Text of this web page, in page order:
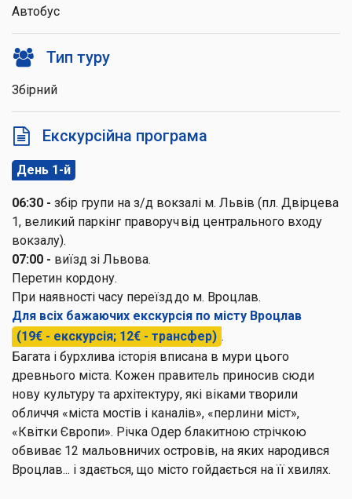
Автобус
Тип туру
Збірний
Екскурсійна програма
День 1-й
06:30 - збір групи на з/д вокзалі м. Львів (пл. Двірцева
1, великий паркінг праворуч від центрального входу
вокзалу).
07:00 - виїзд зі Львова.
Перетин кордону.
При наявності часу переїзд до м. Вроцлав.
Для всіх бажаючих екскурсія по місту Вроцлав
(19€ - екскурсія; 12€ - трансфер) .
Багата і бурхлива історія вписана в мури цього
древнього міста. Кожен правитель приносив сюди
нову культуру та архітектуру, які віками творили
обличчя «міста мостів і каналів», «перлини міст»,
«Квітки Європи». Річка Одер блакитною стрічкою
обвиває 12 мальовничих островів, на яких народився
Вроцлав... і здається, що місто гойдається на її хвилях.